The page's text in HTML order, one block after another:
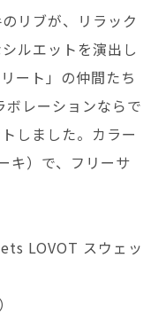
リブが、リラック
ルエットを演出し
ート」の仲間たち
ボレーションならで
しました。カラー
キ）で、フリーサ
LOVOT スウェッ